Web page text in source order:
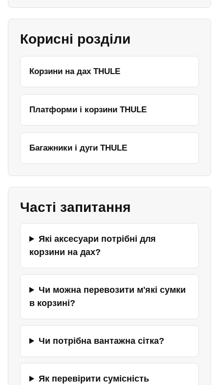
Корисні розділи
Корзини на дах THULE
Платформи і корзини THULE
Багажники і дуги THULE
Часті запитання
Які аксесуари потрібні для
корзини на дах?
Чи можна перевозити м'які сумки
в корзині?
Чи потрібна вантажна сітка?
Як перевірити сумісність